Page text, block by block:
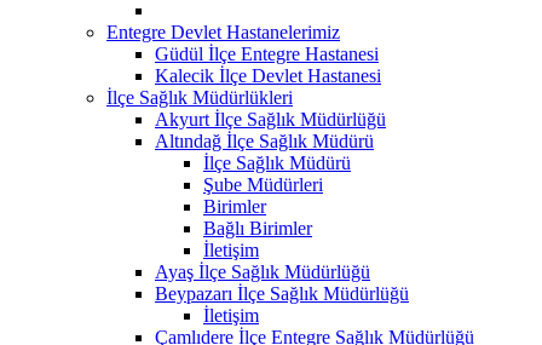
Entegre Devlet Hastanelerimiz
Güdül İlçe Entegre Hastanesi
Kalecik İlçe Devlet Hastanesi
İlçe Sağlık Müdürlükleri
Akyurt İlçe Sağlık Müdürlüğü
Altındağ İlçe Sağlık Müdürü
İlçe Sağlık Müdürü
Şube Müdürleri
Birimler
Bağlı Birimler
İletişim
Ayaş İlçe Sağlık Müdürlüğü
Beypazarı İlçe Sağlık Müdürlüğü
İletişim
Çamlıdere İlçe Entegre Sağlık Müdürlüğü